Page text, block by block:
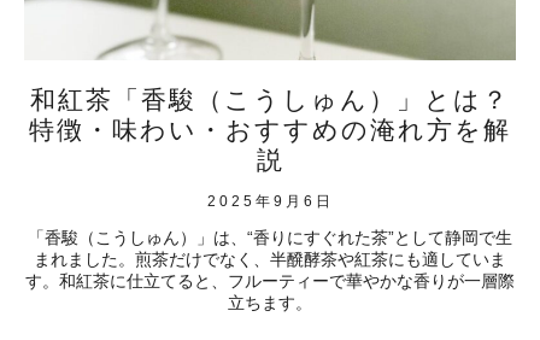
和紅茶「香駿（こうしゅん）」とは？
特徴・味わい・おすすめの淹れ方を解
説
2025年9月6日
「香駿（こうしゅん）」は、“香りにすぐれた茶”として静岡で生
まれました。煎茶だけでなく、半醗酵茶や紅茶にも適していま
す。和紅茶に仕立てると、フルーティーで華やかな香りが一層際
立ちます。